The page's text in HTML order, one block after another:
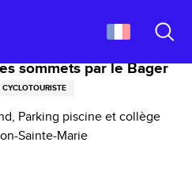
sommets par le Bager
CYCLOTOURISTE
Parking piscine et collège
Sainte-Marie